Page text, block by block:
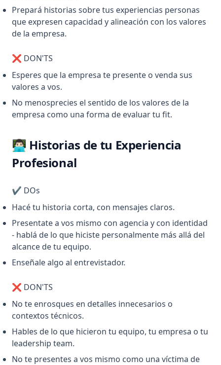
Prepará historias sobre tus experiencias personas
que expresen capacidad y alineación con los valores
de la empresa.
❌ DON'TS
Esperes que la empresa te presente o venda sus
valores a vos.
No menosprecies el sentido de los valores de la
empresa como una forma de evaluar tu fit.
👨🏻‍💻 Historias de tu Experiencia
Profesional
✔️ DOs
Hacé tu historia corta, con mensajes claros.
Presentate a vos mismo con agencia y con identidad
- hablá de lo que hiciste personalmente más allá del
alcance de tu equipo.
Enseñale algo al entrevistador.
❌ DON'TS
No te enrosques en detalles innecesarios o
contextos técnicos.
Hables de lo que hicieron tu equipo, tu empresa o tu
leadership team.
No te presentes a vos mismo como una víctima de